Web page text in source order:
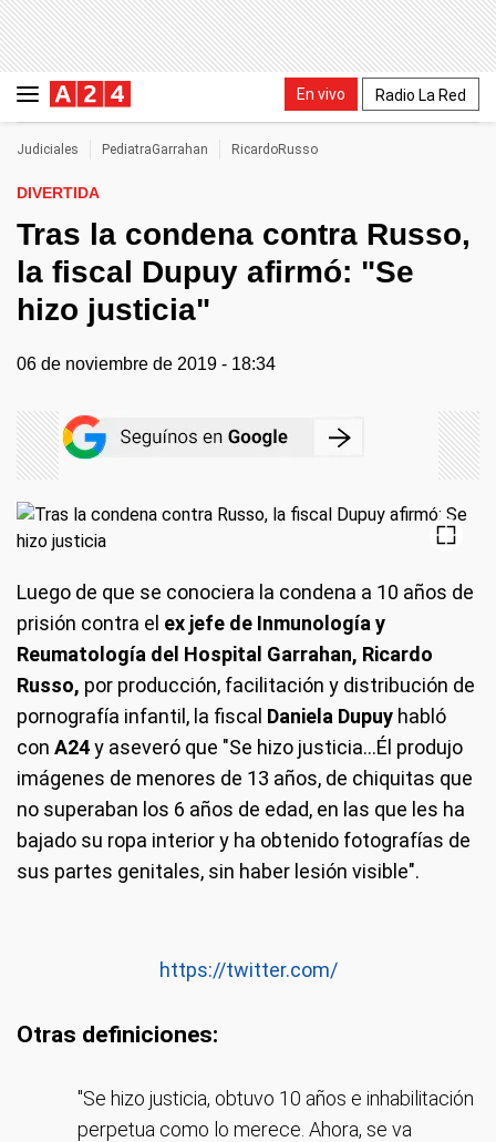
En vivo Radio La Red
Judiciales PediatraGarrahan RicardoRusso
DIVERTIDA
Tras la condena contra Russo,
la fiscal Dupuy afirmó: "Se
hizo justicia"
06 de noviembre de 2019 - 18:34
Luego de que se conociera la condena a 10 años de
prisión contra el ex jefe de Inmunología y
Reumatología del Hospital Garrahan, Ricardo
Russo, por producción, facilitación y distribución de
pornografía infantil, la fiscal Daniela Dupuy habló
con A24y aseveró que "Se hizo justicia...Él produjo
imágenes de menores de 13 años, de chiquitas que
no superaban los 6 años de edad, en las que les ha
bajado su ropa interior y ha obtenido fotografías de
sus partes genitales, sin haber lesión visible".
https://twitter.com/
Otras definiciones:
"Se hizo justicia, obtuvo 10 años e inhabilitación
perpetua como lo merece. Ahora, se va